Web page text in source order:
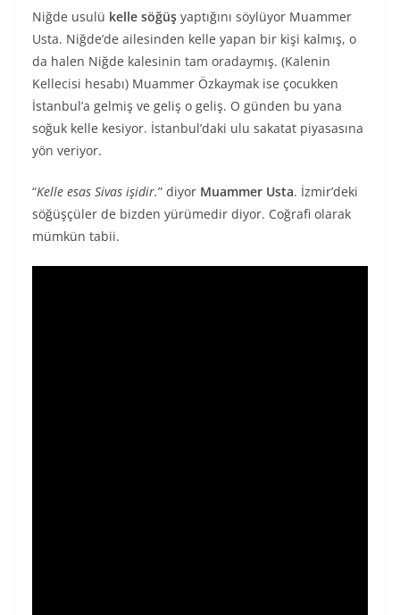
Niğde usulü kelle söğüş yaptığını söylüyor Muammer
Usta. Niğde’de ailesinden kelle yapan bir kişi kalmış, o
da halen Niğde kalesinin tam oradaymış. (Kalenin
Kellecisi hesabı) Muammer Özkaymak ise çocukken
İstanbul’a gelmiş ve geliş o geliş. O günden bu yana
soğuk kelle kesiyor. İstanbul’daki ulu sakatat piyasasına
yön veriyor.
“Kelle esas Sivas işidir.” diyor Muammer Usta. İzmir’deki
söğüşçüler de bizden yürümedir diyor. Coğrafi olarak
mümkün tabii.